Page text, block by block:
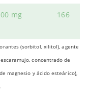
mg 166
(sorbitol, xilitol), agente
concentrado de
magnesio y ácido esteárico),